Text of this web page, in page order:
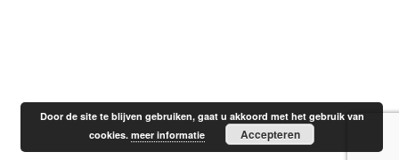
Door de site te blijven gebruiken, gaat u akkoord met het gebruik van
cookies. meer informatie Accepteren